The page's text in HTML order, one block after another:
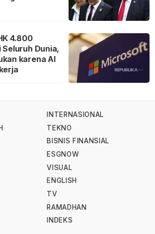
4.800
Dunia,
karena AI
INTERNASIONAL
TEKNO
BISNIS FINANSIAL
ESGNOW
VISUAL
ENGLISH
TV
RAMADHAN
INDEKS